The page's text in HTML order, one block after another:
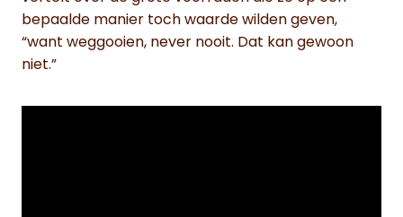
bepaalde manier toch waarde wilden geven,
“want weggooien, never nooit. Dat kan gewoon
niet.”